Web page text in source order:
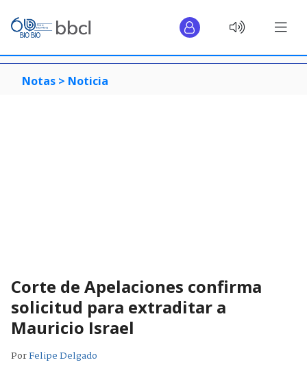
Notas > Noticia
Corte de Apelaciones confirma
solicitud para extraditar a
Mauricio Israel
PorFelipe Delgado